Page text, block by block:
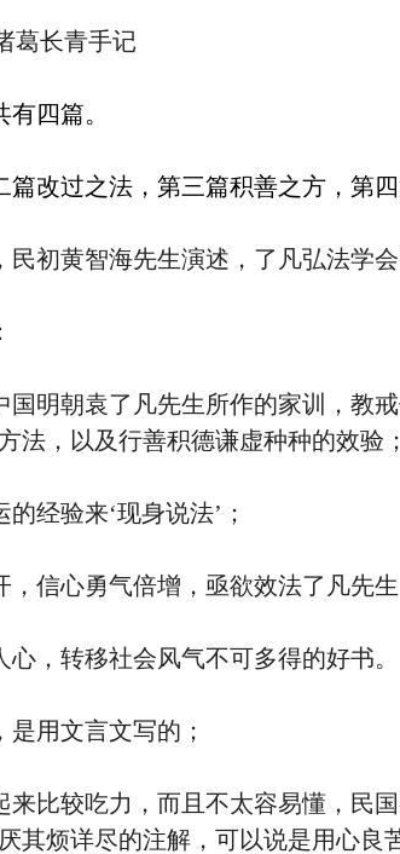
葛长青手记
有四篇。
改过之法，第三篇积善之方，第四
初黄智海先生演述，了凡弘法学会
国明朝袁了凡先生所作的家训，教
法，以及行善积德谦虚种种的效验；
经验来‘现身说法’；
信心勇气倍增，亟欲效法了凡先
，转移社会风气不可多得的好书。
用文言文写的；
来比较吃力，而且不太容易懂，民
其烦详尽的注解，可以说是用心良